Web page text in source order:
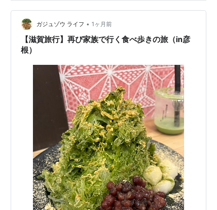
ガジュゾウ ライフ • 1ヶ月前
【滋賀旅行】再び家族で行く食べ歩きの旅（in彦
根）